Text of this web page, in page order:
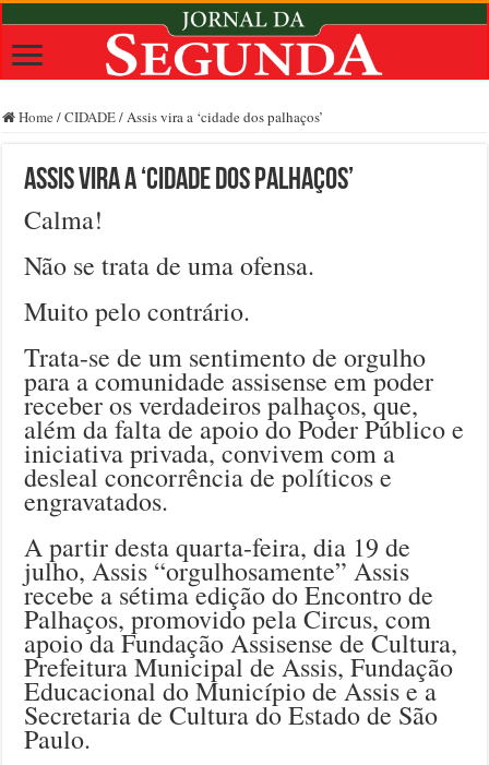
Home /CIDADE/Assis vira a ‘cidade dos palhaços’
Assis vira a ‘cidade dos palhaços’
Calma!
Não se trata de uma ofensa.
Muito pelo contrário.
Trata-se de um sentimento de orgulho
para a comunidade assisense em poder
receber os verdadeiros palhaços, que,
além da falta de apoio do Poder Público e
iniciativa privada, convivem com a
desleal concorrência de políticos e
engravatados.
A partir desta quarta-feira, dia 19 de
julho, Assis “orgulhosamente” Assis
recebe a sétima edição do Encontro de
Palhaços, promovido pela Circus, com
apoio da Fundação Assisense de Cultura,
Prefeitura Municipal de Assis, Fundação
Educacional do Município de Assis e a
Secretaria de Cultura do Estado de São
Paulo.